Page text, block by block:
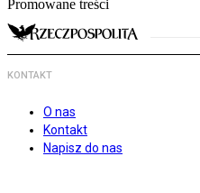
Promowane treści
KONTAKT
O nas
Kontakt
Napisz do nas